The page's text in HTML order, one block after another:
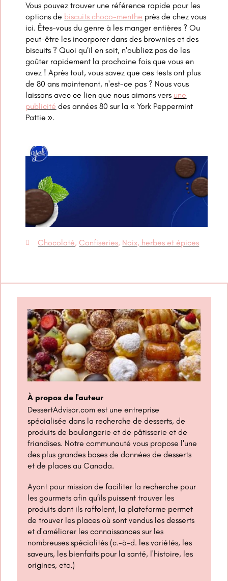
Vous pouvez trouver une référence rapide pour les
options de biscuits choco-menthe près de chez vous
ici. Êtes-vous du genre à les manger entières ? Ou
peut-être les incorporer dans des brownies et des
biscuits ? Quoi qu’il en soit, n'oubliez pas de les
goûter rapidement la prochaine fois que vous en
avez ! Après tout, vous savez que ces tests ont plus
de 80 ans maintenant, n'est-ce pas ? Nous vous
laissons avec ce lien que nous aimons vers une
publicité des années 80 sur la « York Peppermint
Pattie ».
Chocolaté,Confiseries, Noix, herbes et épices
À propos de l'auteur
DessertAdvisor.com est une entreprise
spécialisée dans la recherche de desserts, de
produits de boulangerie et de pâtisserie et de
friandises. Notre communauté vous propose l'une
des plus grandes bases de données de desserts
et de places au Canada.
Ayant pour mission de faciliter la recherche pour
les gourmets afin qu’ils puissent trouver les
produits dont ils raffolent, la plateforme permet
de trouver les places où sont vendus les desserts
et d'améliorer les connaissances sur les
nombreuses spécialités (c.-à-d. les variétés, les
saveurs, les bienfaits pour la santé, l'histoire, les
origines, etc.)